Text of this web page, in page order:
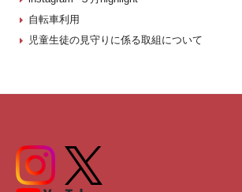
自転車利用
児童生徒の見守りに係る取組について